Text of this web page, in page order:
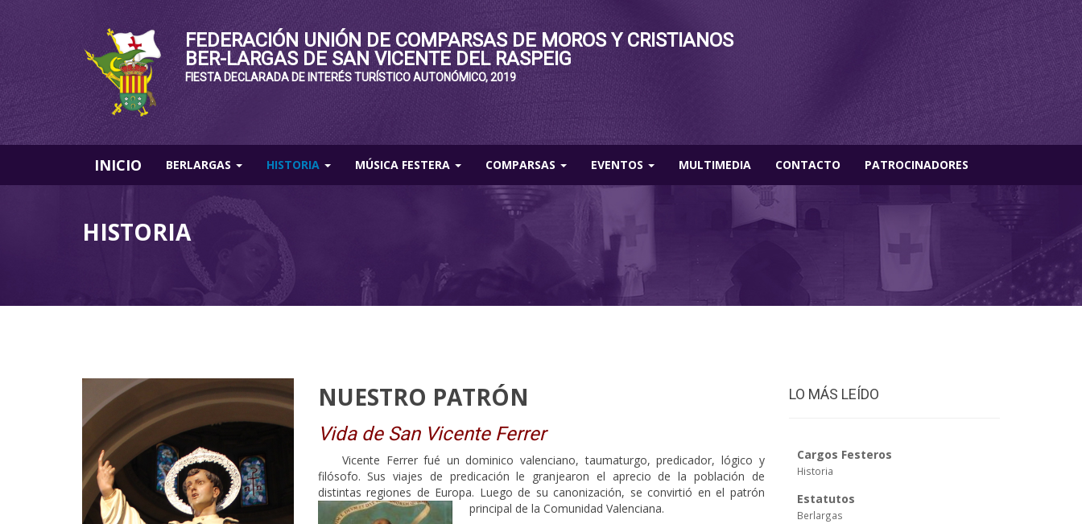
FEDERACIÓN UNIÓN DE COMPARSAS DE MOROS Y CRISTIANOS
BER-LARGAS DE SAN VICENTE DEL RASPEIG
FIESTA DECLARADA DE INTERÉS TURÍSTICO AUTONÓMICO, 2019
INICIO BERLARGAS HISTORIA MÚSICA FESTERA COMPARSAS EVENTOS MULTIMEDIA CONTACTO PATROCINADORES
HISTORIA
NUESTRO PATRÓN
Vida de San Vicente Ferrer
Vicente Ferrer fué un dominico valenciano, taumaturgo, predicador, lógico y
filósofo. Sus viajes de predicación le granjearon el aprecio de la población de
distintas regiones de Europa. Luego de su canonización, se convirtió en el patrón
principal de la Comunidad Valenciana.
LO MÁS LEÍDO
Cargos Festeros
Historia
Estatutos
Berlargas